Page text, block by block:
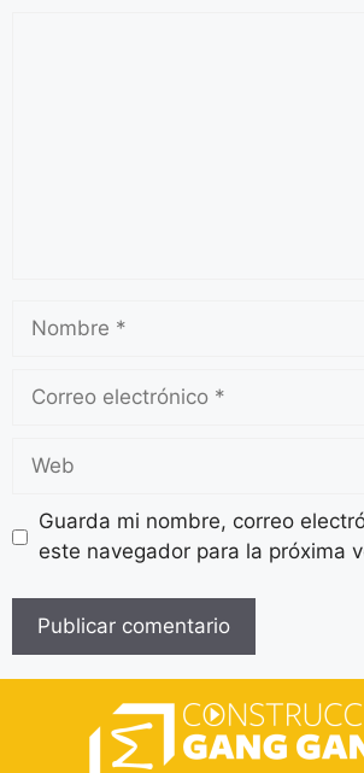
Guarda mi nombre, correo
este navegador para la próxima